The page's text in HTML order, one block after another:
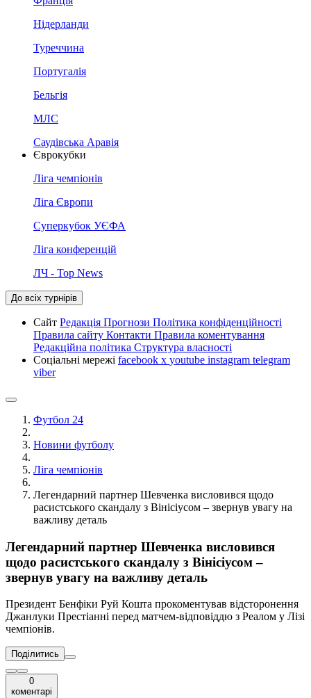
Нідерланди
Туреччина
Португалія
Бельгія
МЛС
Саудівська Аравія
Єврокубки
Ліга чемпіонів
Ліга Європи
Суперкубок УЄФА
Ліга конференцій
ЛЧ - Top News
До всіх турнірів
Сайт Редакція Прогнози Політика конфіденційності
Правила сайту Контакти Правила коментування
Редакційна політика Структура власності
Соціальні мережі facebook x youtube instagram telegram
viber
Футбол 24
Новини футболу
Ліга чемпіонів
Легендарний партнер Шевченка висловився щодо
расистського скандалу з Вінісіусом – звернув увагу на
важливу деталь
Легендарний партнер Шевченка висловився
щодо расистського скандалу з Вінісіусом –
звернув увагу на важливу деталь
Президент Бенфіки Руй Кошта прокоментував відсторонення
Джанлуки Престіанні перед матчем-відповіддю з Реалом у Лізі
чемпіонів.
Поділитись
0
коментарі